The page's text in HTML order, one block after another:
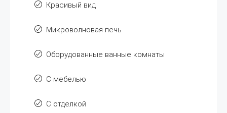
Красивый вид
Микроволновая печь
Оборудованные ванные комнаты
С мебелью
С отделкой